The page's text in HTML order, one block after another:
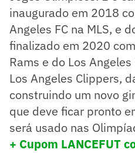
inaugurado em 2018
Angeles FC na MLS, e
finalizado em 2020
Rams e do Los Angeles
Los Angeles Clippers,
construindo um novo
que deve ficar pronto
será usado nas
+ Cupom LANCEFUT